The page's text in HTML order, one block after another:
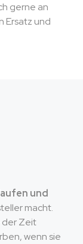
gerne an
Ersatz und
und
macht.
der Zeit
wenn sie